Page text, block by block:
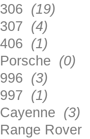
306 (19)
307 (4)
406 (1)
Porsche (0)
996 (3)
997 (1)
Cayenne (3)
Range Rover